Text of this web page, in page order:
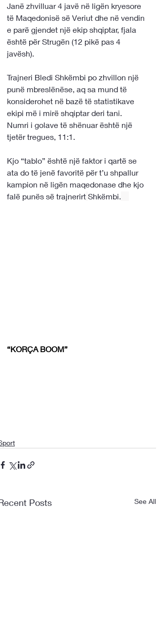
Janë zhvilluar 4 javë në ligën kryesore
të Maqedonisë së Veriut dhe në vendin
e parë gjendet një ekip shqiptar, fjala
është për Strugën (12 pikë pas 4
javësh).
Trajneri Bledi Shkëmbi po zhvillon një
punë mbreslënëse, aq sa mund të
konsiderohet në bazë të statistikave
ekipi më i mirë shqiptar deri tani.
Numri i golave të shënuar është një
tjetër tregues, 11:1.
Kjo “tablo” është një faktor i qartë se
ata do të jenë favoritë për t’u shpallur
kampion në ligën maqedonase dhe kjo
falë punës së trajnerirt Shkëmbi.
“KORÇA BOOM”
Posts See All